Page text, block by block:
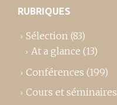
RUBRIQUES
Sélection (83)
At a glance (13)
Conférences (199)
Cours et séminaires